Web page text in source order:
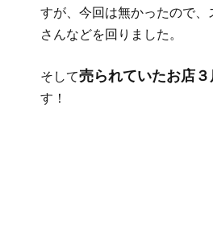
すが、今回は無かったので、
さんなどを回りました。
そして売られていたお店３
す！